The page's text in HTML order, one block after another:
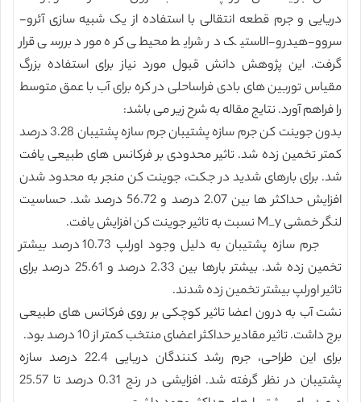
دریایی و جرم قطعه انتقالی با استفاده از یک شبیه سازی آئرو-
سروو-هیدرو-الاستیک در شرایط محیطی کره مورد بررسی قرار
گرفت. این پژوهش دانش قبول مورد نیاز برای استفاده بزرگ
مقیاس توربین های بادی فراساحلی در کره برای آب با عمق متوسط
را فراهم آورد. نتایج مقاله به شرح زیر می باشد:
بدون جوینت کن جرم سازه پشتیبان جرم سازه پشتیبان 3.28 درصد
کمتر تخمین زده شد. تاثیر محدودی بر فرکانس های طبیعی یافت
شد. برای بارهای شدید در جکت، جوینت کن منجر به محدود شدن
افزایش حداکثر ها بین 2.07 درصد و 56.72 درصد شد. حساسیت
لنگر خمشی M_y نسبت به تاثیر جوینت کن افزایش یافت.
جرم سازه پشتیبان به دلیل وجود اورلپ 10.73 درصد بیشتر
تخمین زده شد. بیشتر بارها بین 2.33 درصد و 25.61 درصد برای
تاثیر اورلپ بیشتر تخمین زده شدند.
نشت آب به درون اعضا تاثیر کوچکی بر روی فرکانس های طبیعی
برج داشت. تاثیر مقادیر حداکثر اعضای منتخب کمتر از 10 درصد بود.
برای این طراحی، جرم رشد کنندگان دریایی 22.4 درصد سازه
پشتیبان در نظر گرفته شد. افزایشی در رنج 0.31 درصد تا 25.57